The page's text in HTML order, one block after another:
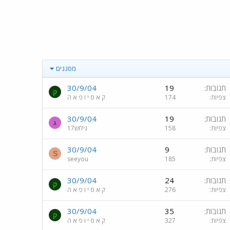
מסננים
תגובות 19
צפיות 174
30/9/04
ק א ס י ו פ א ה
ק
תגובות 19
צפיות 158
30/9/04
גילוש17
ג
תגובות 9
צפיות 185
30/9/04
seeyou
S
תגובות 24
צפיות 276
30/9/04
ק א ס י ו פ א ה
ק
תגובות 35
צפיות 327
30/9/04
ק א ס י ו פ א ה
ק